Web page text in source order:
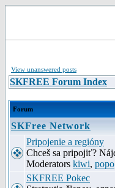
View unanswered posts
SKFREE Forum Index
Forum
SKFree Network
Pripojenie a regióny
Chceš sa pripojiť?
Moderators kiwi, popo
SKFREE Pokec